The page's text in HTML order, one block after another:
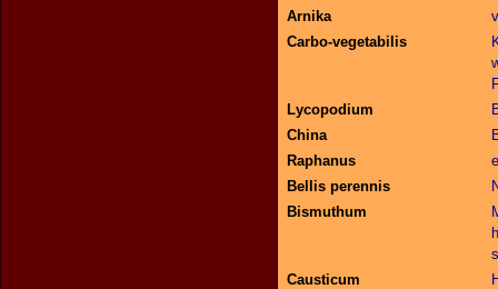
Arnika
Carbo-vegetabilis
Lycopodium
China
Raphanus
Bellis perennis
Bismuthum
Causticum